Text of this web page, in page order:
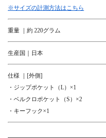
※サイズの計測方法はこちら
重量 ｜約 220グラム
生産国｜日本
仕様 ｜[外側]
・ジップポケット（L）×1
・ベルクロポケット（S）×2
・キーフック×1